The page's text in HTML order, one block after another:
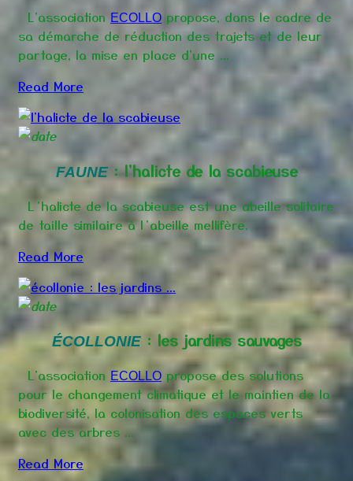
L'association ECOLLO propose, dans le cadre de
sa démarche de réduction des trajets et de leur
partage, la mise en place d'une ...
Read More
FAUNE: l'halicte de la scabieuse
L’halicte de la scabieuse est une abeille solitaire
de taille similaire à l’abeille mellifère.
Read More
ÉCOLLONIE: les jardins sauvages
L'association ECOLLO propose des solutions
pour le changement climatique et le maintien de la
biodiversité, la colonisation des espaces verts
avec des arbres ...
Read More